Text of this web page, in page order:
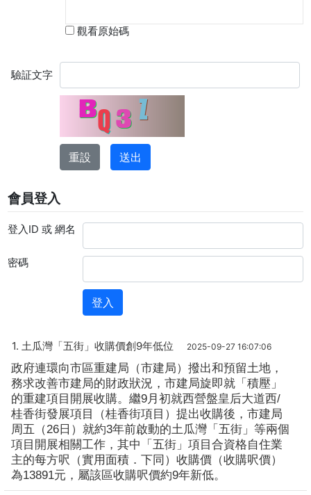
觀看原始碼
驗証文字
會員登入
登入ID 或 網名
密碼
1. 土瓜灣「五街」收購價創9年低位 2025-09-27 16:07:06
政府連環向市區重建局（市建局）撥出和預留土地，
務求改善市建局的財政狀況，市建局旋即就「積壓」
的重建項目開展收購。繼9月初就西營盤皇后大道西/
桂香街發展項目（桂香街項目）提出收購後，市建局
周五（26日）就約3年前啟動的土瓜灣「五街」等兩個
項目開展相關工作，其中「五街」項目合資格自住業
主的每方呎（實用面積．下同）收購價（收購呎價）
為13891元，屬該區收購呎價約9年新低。